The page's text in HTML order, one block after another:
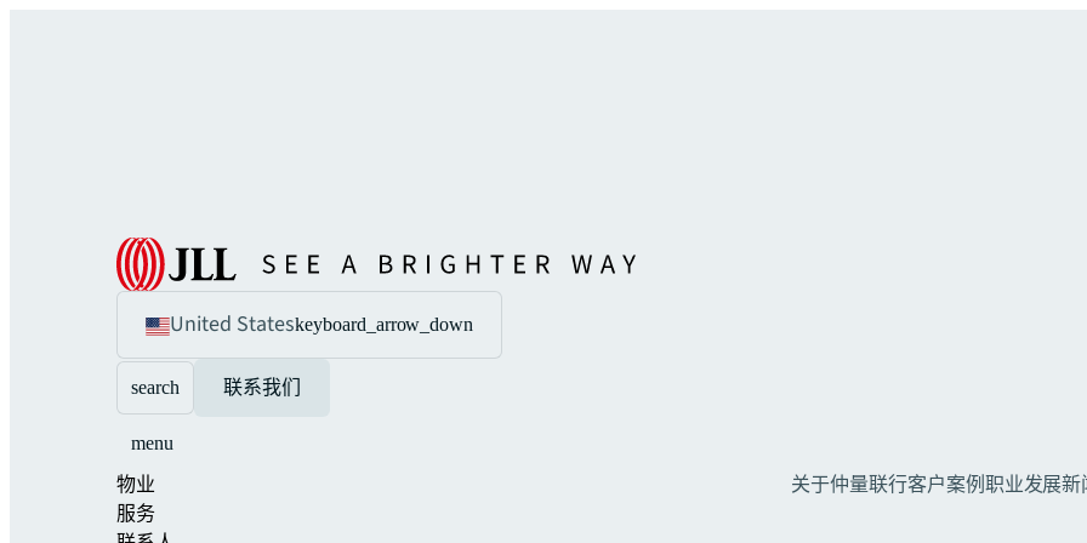
United Stateskeyboard_arrow_down
search 联系我们
menu
物业
服务
关于仲量联行客户案例职业发展新